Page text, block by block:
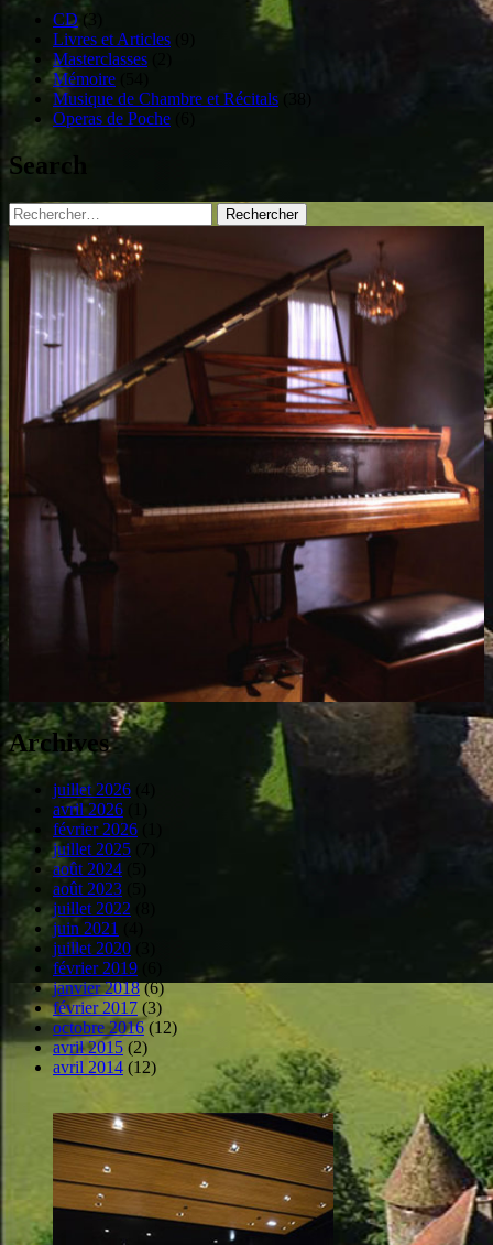
CD (3)
Livres et Articles
Masterclasses
Mémoire
Musique de Chambre et Récitals (38)
Operas de Poche
Search
Rechercher :
Archives
juillet 2026
avril 2026
février 2026
juillet 2025
août 2024
août 2023
juillet 2022
juin 2021
juillet 2020
février 2019
janvier 2018(6)
février 2017 (3)
octobre 2016 (12)
avril 2015 (2)
avril 2014 (12)